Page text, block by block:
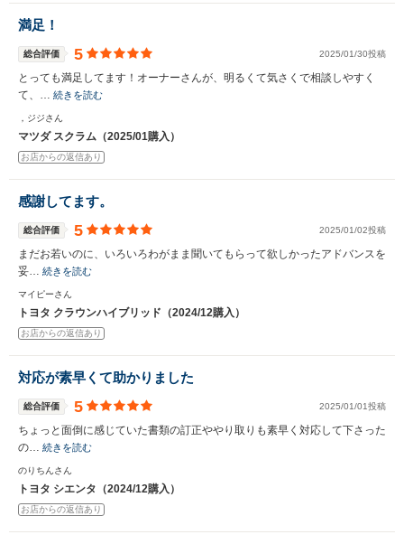
満足！
総合評価 5 2025/01/30投稿
とっても満足してます！オーナーさんが、明るくて気さくで相談しやすく
て、… 続きを読む
，ジジさん
マツダ スクラム（2025/01購入）
お店からの返信あり
感謝してます。
総合評価 5 2025/01/02投稿
まだお若いのに、いろいろわがまま聞いてもらって欲しかったアドバンスを
妥… 続きを読む
マイピーさん
トヨタ クラウンハイブリッド（2024/12購入）
お店からの返信あり
対応が素早くて助かりました
総合評価 5 2025/01/01投稿
ちょっと面倒に感じていた書類の訂正ややり取りも素早く対応して下さった
の… 続きを読む
のりちんさん
トヨタ シエンタ（2024/12購入）
お店からの返信あり